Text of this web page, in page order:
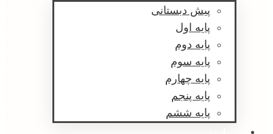
پیش دبستانی
پایه اول
پایه دوم
پایه سوم
پایه چهارم
پایه پنجم
پایه ششم